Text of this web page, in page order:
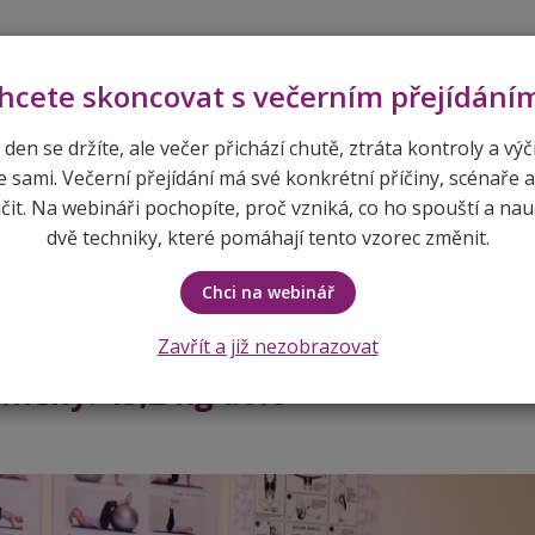
ÚVOD O MNĚ SLUŽBY A CENÍK
se ženy spojí, dějí se změny:
45,2 kg dole
skoncovat s večerním
den se držíte, ale večer přichází chutě, ztráta kontroly a
sami. Večerní přejídání má své konkrétní příčiny, scénaře
Na webináři pochopíte, proč vzniká, co ho spouští a
dvě techniky, které pomáhají tento vzorec změnit.
Chci na webinář
Zavřít a již nezobrazovat